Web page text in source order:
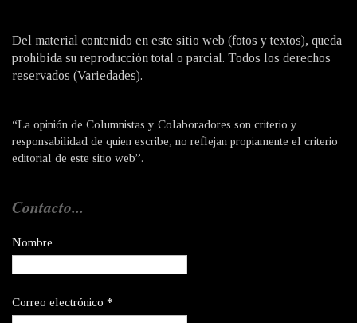
Del material contenido en este sitio web (fotos y textos), queda
prohibida su reproducción total o parcial. Todos los derechos
reservados (Variedades).
“La opinión de Columnistas y Colaboradores son criterio y
responsabilidad de quien escribe, no reflejan propiamente el criterio
editorial de este sitio web”.
Contacto...
Nombre
Correo electrónico *